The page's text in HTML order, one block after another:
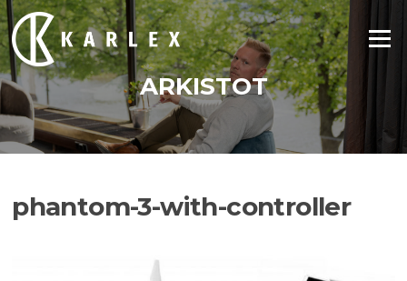
Siirry
suoraan
sisältöön
Valikko
ARKISTOT
phantom-3-with-controller